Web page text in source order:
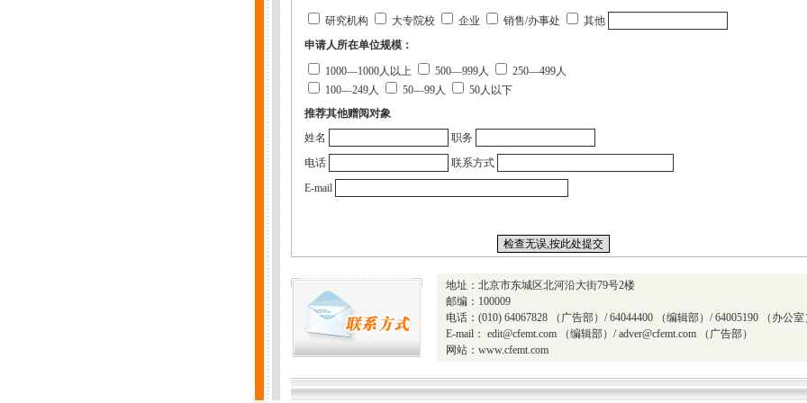
研究机构 大专院校 企业 销售/办事处
其他
申请人所在单位规模：
1000—1000人以上 500—999人
250—499人
100—249人
50—99人
50人以下
推荐其他赠阅对象
姓名
职务
电话
联系方式
E-mail
地址：北京市东城区北河沿大街79号2楼
邮编：100009
电话：(010) 64067828 （广告部）/ 64044400 （编辑部）/ 64005190 （办公室
E-mail： edit@cfemt.com （编辑部）/adver@cfemt.com （广告部）
网站： www.cfemt.com